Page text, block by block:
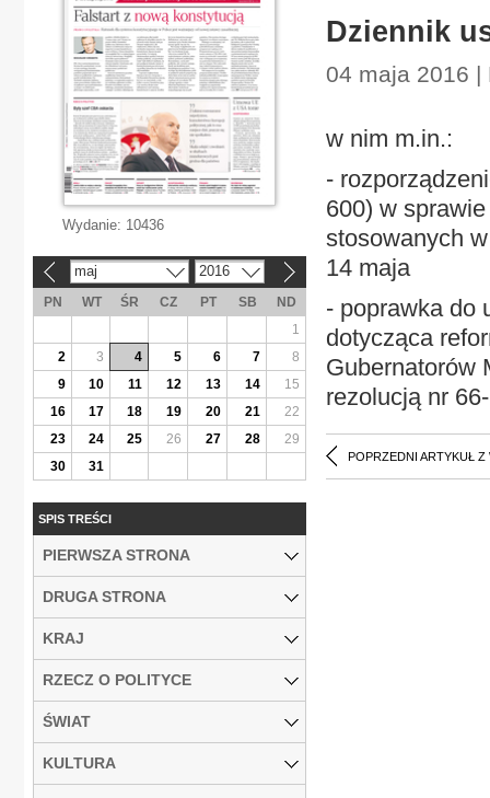
Dziennik
04 maja 2016 |
w nim m.in.:
-
600) w
stosowanych
14 maja
- poprawka do
dotycząca
Gubernatorów
rezolucją nr
POPRZEDNI ARTYKUŁ Z
Wydanie: 10436
maj 2016
PN WT ŚR CZ PT SB
ND
1
2
3 4 5 6 7
8
9
10 11 12 13 14
15
16
17 18 19 20 21
22
23
24 25 26 27 28
29
30
31
SPIS TREŚCI
PIERWSZA STRONA
DRUGA STRONA
KRAJ
RZECZ O POLITYCE
ŚWIAT
KULTURA